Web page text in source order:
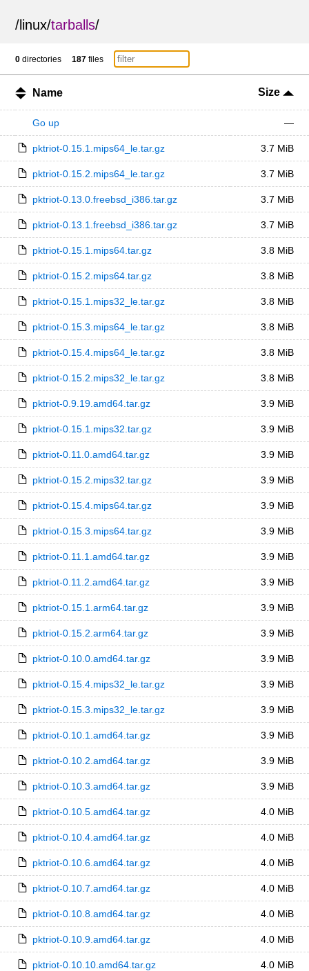
/ linux/tarballs/
0 directories 187 files
Name Size
Go up —
pktriot-0.15.1.mips64_le.tar.gz 3.7 MiB
pktriot-0.15.2.mips64_le.tar.gz 3.7 MiB
pktriot-0.13.0.freebsd_i386.tar.gz 3.7 MiB
pktriot-0.13.1.freebsd_i386.tar.gz 3.7 MiB
pktriot-0.15.1.mips64.tar.gz 3.8 MiB
pktriot-0.15.2.mips64.tar.gz 3.8 MiB
pktriot-0.15.1.mips32_le.tar.gz 3.8 MiB
pktriot-0.15.3.mips64_le.tar.gz 3.8 MiB
pktriot-0.15.4.mips64_le.tar.gz 3.8 MiB
pktriot-0.15.2.mips32_le.tar.gz 3.8 MiB
pktriot-0.9.19.amd64.tar.gz 3.9 MiB
pktriot-0.15.1.mips32.tar.gz 3.9 MiB
pktriot-0.11.0.amd64.tar.gz 3.9 MiB
pktriot-0.15.2.mips32.tar.gz 3.9 MiB
pktriot-0.15.4.mips64.tar.gz 3.9 MiB
pktriot-0.15.3.mips64.tar.gz 3.9 MiB
pktriot-0.11.1.amd64.tar.gz 3.9 MiB
pktriot-0.11.2.amd64.tar.gz 3.9 MiB
pktriot-0.15.1.arm64.tar.gz 3.9 MiB
pktriot-0.15.2.arm64.tar.gz 3.9 MiB
pktriot-0.10.0.amd64.tar.gz 3.9 MiB
pktriot-0.15.4.mips32_le.tar.gz 3.9 MiB
pktriot-0.15.3.mips32_le.tar.gz 3.9 MiB
pktriot-0.10.1.amd64.tar.gz 3.9 MiB
pktriot-0.10.2.amd64.tar.gz 3.9 MiB
pktriot-0.10.3.amd64.tar.gz 3.9 MiB
pktriot-0.10.5.amd64.tar.gz 4.0 MiB
pktriot-0.10.4.amd64.tar.gz 4.0 MiB
pktriot-0.10.6.amd64.tar.gz 4.0 MiB
pktriot-0.10.7.amd64.tar.gz 4.0 MiB
pktriot-0.10.8.amd64.tar.gz 4.0 MiB
pktriot-0.10.9.amd64.tar.gz 4.0 MiB
pktriot-0.10.10.amd64.tar.gz 4.0 MiB